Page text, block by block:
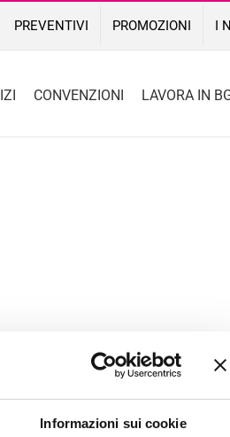
Informazioni sui cookie
PREVENTIVI PROMOZIONI I
CONVENZIONI LAVORA IN